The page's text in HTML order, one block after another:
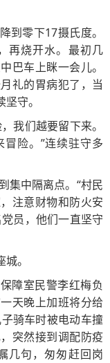
零下17摄氏度。
再烧开水。最初几
巴车上眯一会儿。
礼的胃病犯了，当
守。
们越要留下来。
险。”连续驻守多
中隔离点。“村民
注意财物和防火安
员，他们一直坚守
。
障室民警李红梅负
天晚上加班将分给
骑车时被电动车撞
突然接到调配防疫
几句，匆匆赶回岗